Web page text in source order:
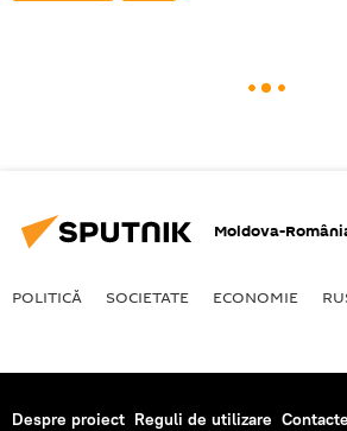
Moldova-
POLITICĂ SOCIETATE ECONOMIE
Despre proiect Reguli de utilizare Contacte